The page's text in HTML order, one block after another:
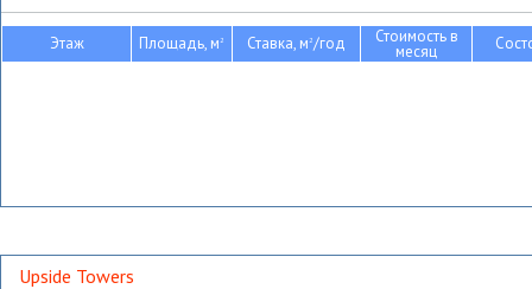
Этаж Площадь, м2 Ставка, м2/год Стоимость в
месяц
Upside Towers